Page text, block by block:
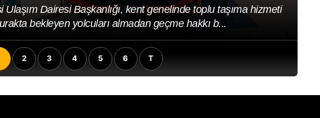
aklına bu destanların geçtiği coğrafya olarak Türkiye
denildiğinde milyonlarca insan filmi hatırlıyor;...
2 3 4 5 6 T